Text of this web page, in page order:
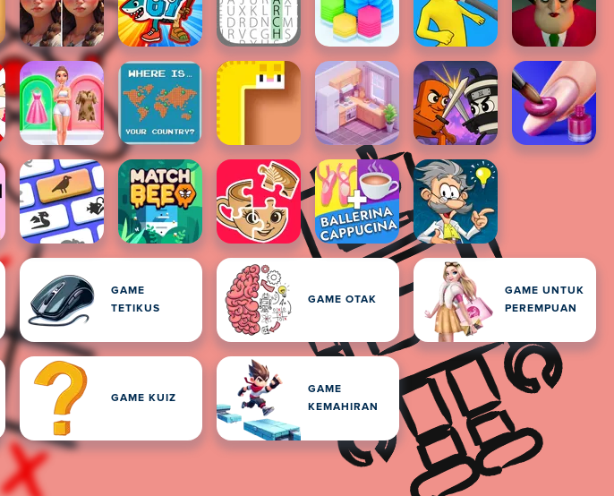
GAME
TETIKUS
GAME OTAK
GAME UNTUK
PEREMPUAN
GAME KUIZ
GAME
KEMAHIRAN